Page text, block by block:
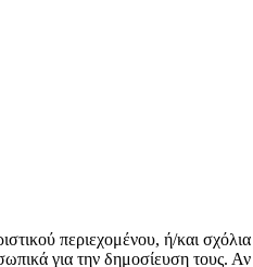
περιεχομένου, ή/και
για την δημοσίευση τους.